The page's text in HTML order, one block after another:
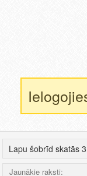
Lapu šobrīd skatās
Jaunākie raksti: